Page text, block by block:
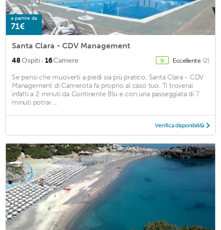
a partire da
71€
Santa Clara - CDV Management
48Ospiti · 16Camere 9 Eccellente (2)
Se pensi che muoverti a piedi sia più pratico, Santa Clara - CDV
Management di Camerota fa proprio al caso tuo. Ti troverai
infatti a 2 minuti da Continente Blu e con una passeggiata di 7
minuti potrai ...
Verifica disponibilità